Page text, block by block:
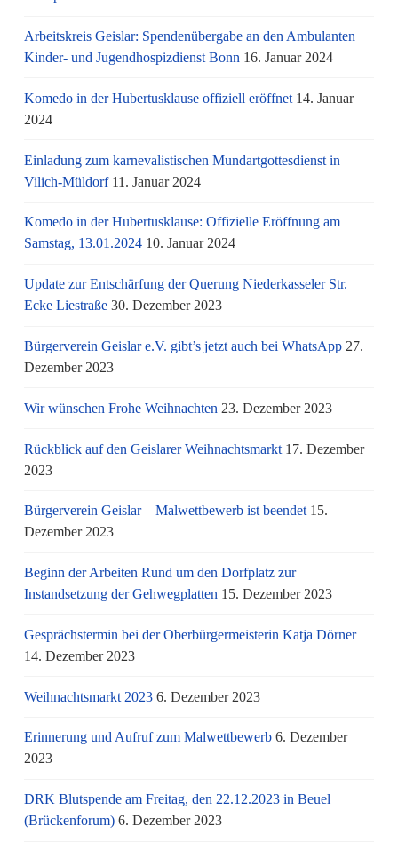
Arbeitskreis Geislar: Spendenübergabe an den Ambulanten
Kinder- und Jugendhospizdienst Bonn 16. Januar 2024
Komedo in der Hubertusklause offiziell eröffnet 14. Januar
2024
Einladung zum karnevalistischen Mundartgottesdienst in
Vilich-Müldorf 11. Januar 2024
Komedo in der Hubertusklause: Offizielle Eröffnung am
Samstag, 13.01.2024 10. Januar 2024
Update zur Entschärfung der Querung Niederkasseler Str.
Ecke Liestraße 30. Dezember 2023
Bürgerverein Geislar e.V. gibt’s jetzt auch bei WhatsApp 27.
Dezember 2023
Wir wünschen Frohe Weihnachten 23. Dezember 2023
Rückblick auf den Geislarer Weihnachtsmarkt 17. Dezember
2023
Bürgerverein Geislar – Malwettbewerb ist beendet 15.
Dezember 2023
Beginn der Arbeiten Rund um den Dorfplatz zur
Instandsetzung der Gehwegplatten 15. Dezember 2023
Gesprächstermin bei der Oberbürgermeisterin Katja Dörner
14. Dezember 2023
Weihnachtsmarkt 2023 6. Dezember 2023
Erinnerung und Aufruf zum Malwettbewerb 6. Dezember
2023
DRK Blutspende am Freitag, den 22.12.2023 in Beuel
(Brückenforum) 6. Dezember 2023